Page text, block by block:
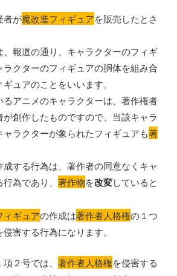
者が魔改造フィギュアを販売したとさ
、報道の通り、キャラクターのフィギ
クターのフィギュアの胴体を組み合
ュアのことをいいます。
アニメのキャラクターは、著作権者
創作したものですので、当該キャラ
ャラクターが象られたフィギュアも著
成する行為は、著作者の同意なくキャ
行為であり、著作物を改変していると
ィギュアの作成は著作者人格権の１つ
侵害する行為になります。
項２号では、著作者人格権を侵害する